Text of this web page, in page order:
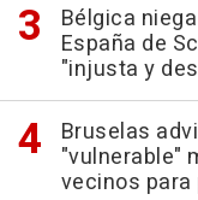
Bélgica
España de
"injusta y
Bruselas
"vulnerable"
vecinos